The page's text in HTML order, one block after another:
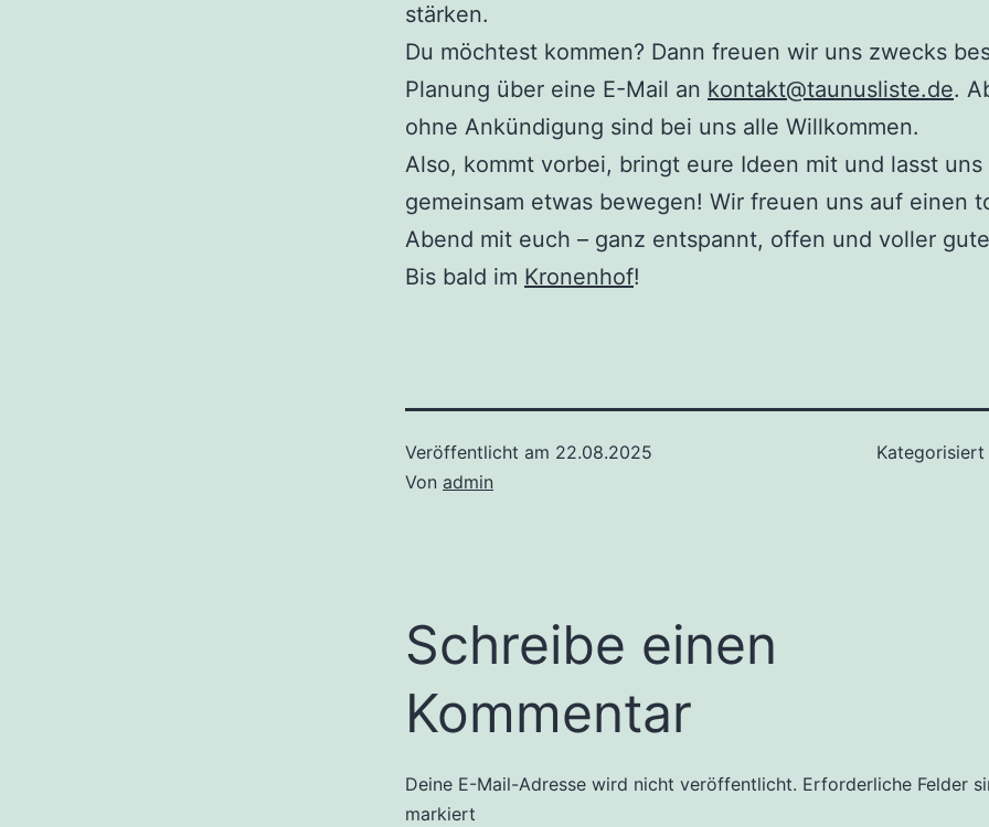
stärken.
Du möchtest kommen? Dann freuen wir uns zwecks
Planung über eine E-Mail an kontakt@taunusliste.de.
ohne Ankündigung sind bei uns alle Willkommen.
Also, kommt vorbei, bringt eure Ideen mit und lasst uns
gemeinsam etwas bewegen! Wir freuen uns auf einen
Abend mit euch – ganz entspannt, offen und voller
Bis bald im Kronenhof!
Veröffentlicht am 22.08.2025
Von admin
Kategorisiert
Schreibe einen
Kommentar
Deine E-Mail-Adresse wird nicht veröffentlicht. Erforderliche Felder
markiert